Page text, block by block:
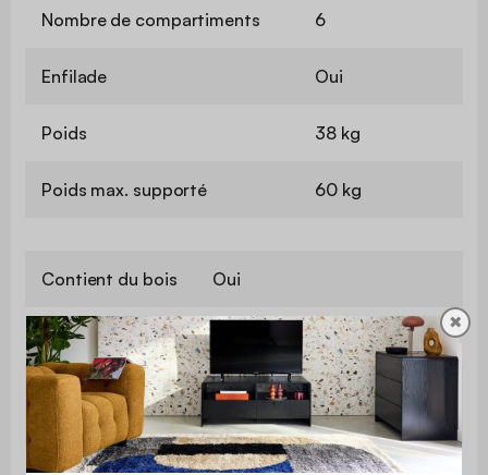
Nombre de compartiments 6
Enfilade Oui
Poids 38 kg
Poids max. supporté 60 kg
Contient du bois Oui
Garantie
Usage
Usage domestique
uniquement
✖